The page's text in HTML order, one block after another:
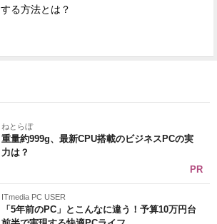
する方法とは？
ねとらぼ
重量約999g、最新CPU搭載のビジネスPCの実
力は？
PR
ITmedia PC USER
「5年前のPC」とこんなに違う！予算10万円台